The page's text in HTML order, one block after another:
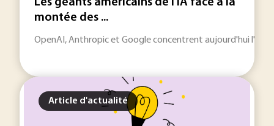
Les géants américains de l'IA face à la
montée des ...
OpenAI, Anthropic et Google concentrent aujourd'hui
Article d'actualité